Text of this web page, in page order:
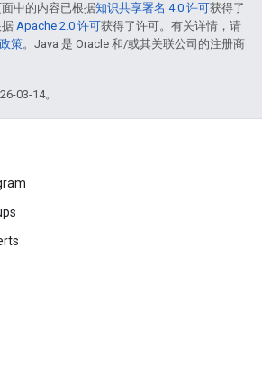
中的内容已根据知识共享署名 4.0 许可获得了
Apache 2.0 许可获得了许可。有关详情，请
策。Java 是 Oracle 和/或其关联公司的注册商
03-14。